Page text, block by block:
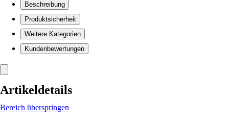
Beschreibung
Produktsicherheit
Weitere Kategorien
Kundenbewertungen
Artikeldetails
Bereich überspringen